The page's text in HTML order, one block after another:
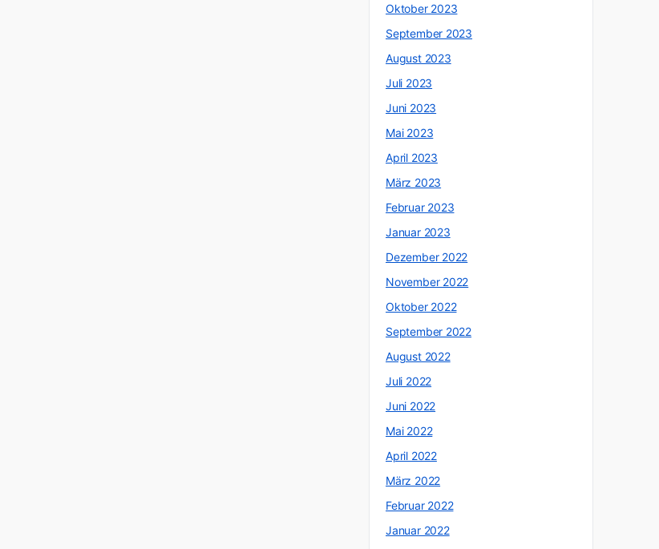
Oktober 2023
September 2023
August 2023
Juli 2023
Juni 2023
Mai 2023
April 2023
März 2023
Februar 2023
Januar 2023
Dezember 2022
November 2022
Oktober 2022
September 2022
August 2022
Juli 2022
Juni 2022
Mai 2022
April 2022
März 2022
Februar 2022
Januar 2022